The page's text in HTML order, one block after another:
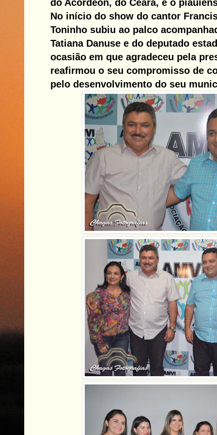
do Acordeon, do Ceará, e o
No início do show do cantor
Toninho subiu ao palco
Tatiana Danuse e do deputado
ocasião em que agradeceu pela
reafirmou o seu compromisso de
pelo desenvolvimento do seu